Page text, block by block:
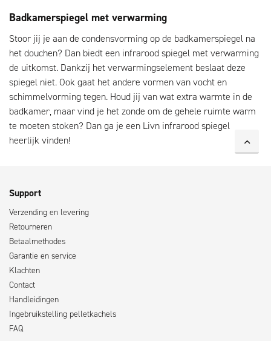
Badkamerspiegel met verwarming
Stoor jij je aan de condensvorming op de badkamerspiegel na
het douchen? Dan biedt een infrarood spiegel met verwarming
de uitkomst. Dankzij het verwarmingselement beslaat deze
spiegel niet. Ook gaat het andere vormen van vocht en
schimmelvorming tegen. Houd jij van wat extra warmte in de
badkamer, maar vind je het zonde om de gehele ruimte warm
te moeten stoken? Dan ga je een Livn infrarood spiegel
heerlijk vinden!
Support
Verzending en levering
Retourneren
Betaalmethodes
Garantie en service
Klachten
Contact
Handleidingen
Ingebruikstelling pelletkachels
FAQ